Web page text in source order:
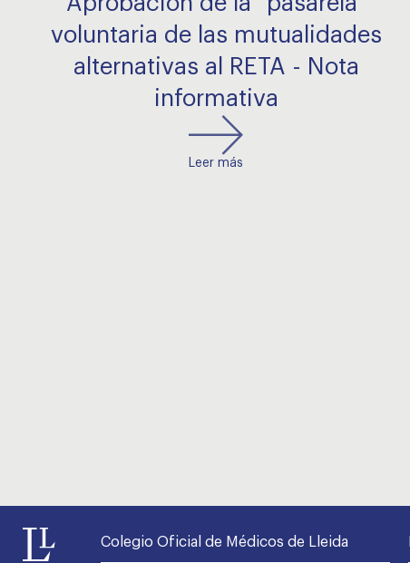
voluntaria de las mutualidades
alternativas al RETA - Nota
informativa
Leer más
Colegio Oficial de Médicos de Lleida